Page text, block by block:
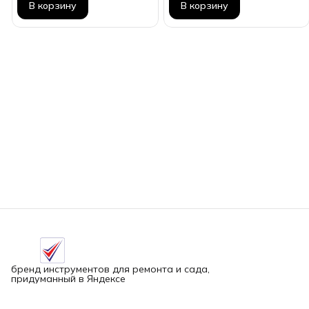
В корзину В корзину
бренд инструментов для ремонта и сада,
придуманный в Яндексе